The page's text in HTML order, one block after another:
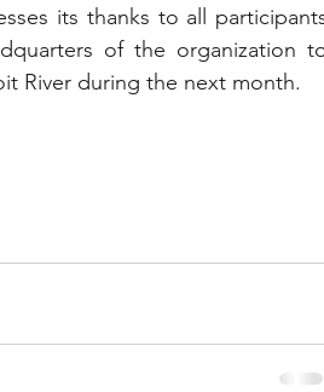
its thanks to all
of the organization
River during the next month.